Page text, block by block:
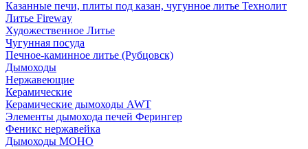
Казанные печи, плиты под казан, чугунное литье Технолит
Литье Fireway
Художественное Литье
Чугунная посуда
Печное-каминное литье (Рубцовск)
Дымоходы
Нержавеющие
Керамические
Керамические дымоходы AWT
Элементы дымохода печей Ферингер
Феникс нержавейка
Дымоходы МОНО